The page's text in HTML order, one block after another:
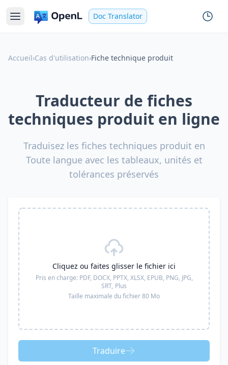
Doc Translator
Accueil›Cas d'utilisation›Fiche technique produit
Traducteur de fiches
techniques produit en ligne
Traduisez les fiches techniques produit en
Toute langue avec les tableaux, unités et
tolérances préservés
Cliquez ou faites glisser le fichier ici
Pris en charge: PDF, DOCX, PPTX, XLSX, EPUB, PNG, JPG,
SRT, Plus
Taille maximale du fichier 80 Mo
Traduire